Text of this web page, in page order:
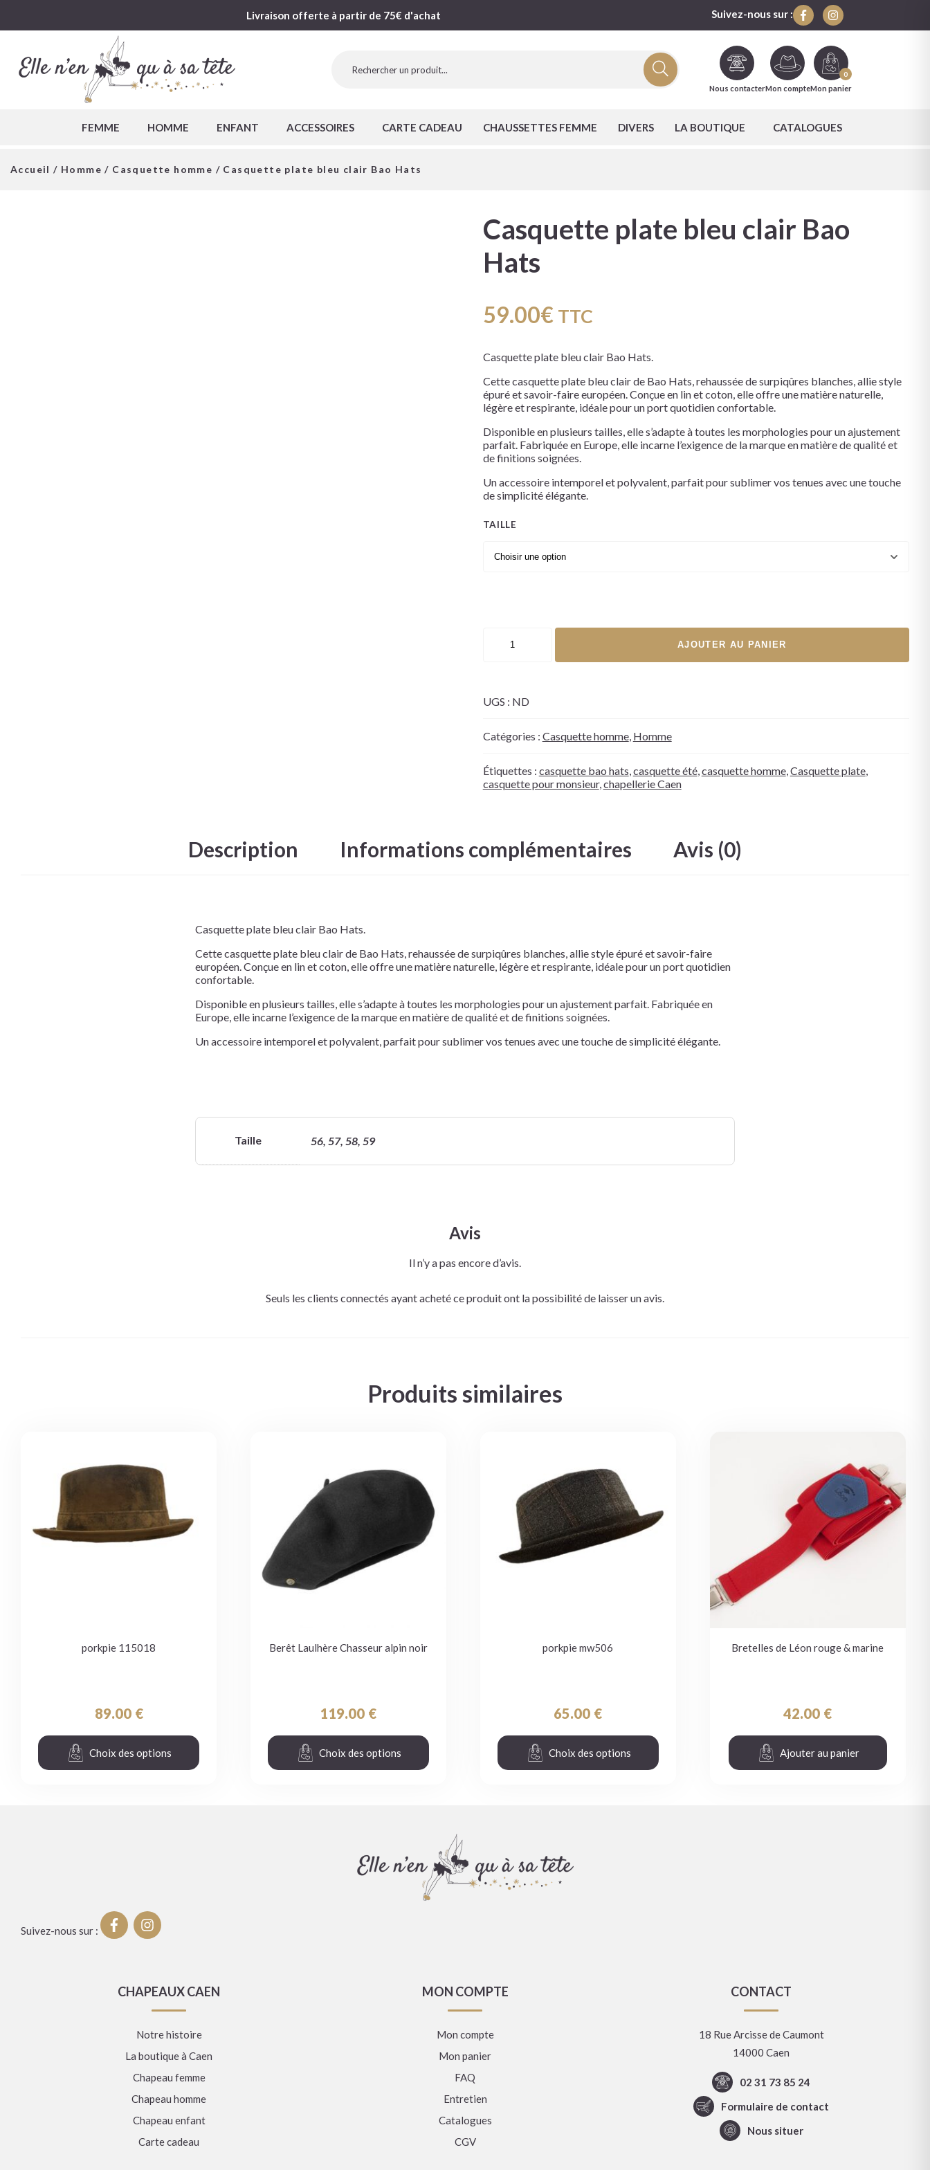
Livraison offerte à partir de 75€ d'achat Suivez-nous sur :
Nous contacterMon compte
0
Mon panier
FEMME HOMME ENFANT ACCESSOIRES CARTE CADEAU CHAUSSETTES FEMME DIVERS LA BOUTIQUE CATALOGUES
Accueil / Homme / Casquette homme / Casquette plate bleu clair Bao Hats
Casquette plate bleu clair Bao
Hats
59.00€ TTC
Casquette plate bleu clair Bao Hats.
Cette casquette plate bleu clair de Bao Hats, rehaussée de surpiqûres blanches, allie style
épuré et savoir-faire européen. Conçue en lin et coton, elle offre une matière naturelle,
légère et respirante, idéale pour un port quotidien confortable.
Disponible en plusieurs tailles, elle s’adapte à toutes les morphologies pour un ajustement
parfait. Fabriquée en Europe, elle incarne l’exigence de la marque en matière de qualité et
de finitions soignées.
Un accessoire intemporel et polyvalent, parfait pour sublimer vos tenues avec une touche
de simplicité élégante.
TAILLE
AJOUTER AU PANIER
UGS : ND
Catégories : Casquette homme, Homme
Étiquettes : casquette bao hats casquette été, casquette homme, Casquette plate,
casquette pour monsieur, chapellerie Caen
Description Informations complémentaires Avis (0)
Casquette plate bleu clair Bao Hats.
Cette casquette plate bleu clair de Bao Hats, rehaussée de surpiqûres blanches, allie style épuré et savoir-faire
européen. Conçue en lin et coton, elle offre une matière naturelle, légère et respirante, idéale pour un port quotidien
confortable.
Disponible en plusieurs tailles, elle s’adapte à toutes les morphologies pour un ajustement parfait. Fabriquée en
Europe, elle incarne l’exigence de la marque en matière de qualité et de finitions soignées.
Un accessoire intemporel et polyvalent, parfait pour sublimer vos tenues avec une touche de simplicité élégante.
Taille 56, 57, 58, 59
Avis
Il n’y a pas encore d’avis.
Seuls les clients connectés ayant acheté ce produit ont la possibilité de laisser un avis.
Produits similaires
porkpie 115018
89.00 €
Choix des options
Berêt Laulhère Chasseur alpin noir
119.00 €
Choix des options
porkpie mw506
65.00 €
Choix des options
Bretelles de Léon rouge & marine
42.00 €
Ajouter au panier
Suivez-nous sur :
CHAPEAUX CAEN
Notre histoire
La boutique à Caen
Chapeau femme
Chapeau homme
Chapeau enfant
Carte cadeau
MON COMPTE
Mon compte
Mon panier
FAQ
Entretien
Catalogues
CGV
CONTACT
18 Rue Arcisse de Caumont
14000 Caen
02 31 73 85 24
Formulaire de contact
Nous situer